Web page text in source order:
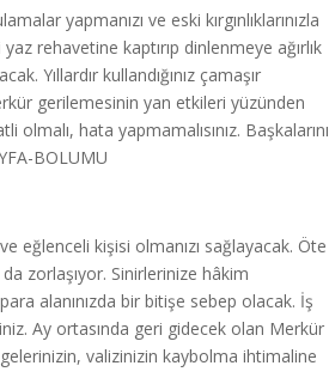
yapmanızı ve eski kırgınlıklarınızla
rehavetine kaptırıp dinlenmeye ağırlık
Yıllardır kullandığınız çamaşır
gerilemesinin yan etkileri yüzünden
olmalı, hata yapmamalısınız. Başkalarını
BOLUMU
eğlenceli kişisi olmanızı sağlayacak. Öte
zorlaşıyor. Sinirlerinize hâkim
alanınızda bir bitişe sebep olacak. İş
Ay ortasında geri gidecek olan Merkür
valizinizin kaybolma ihtimaline